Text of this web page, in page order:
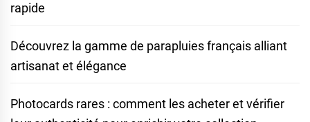
rapide
Découvrez la gamme de parapluies français alliant
artisanat et élégance
Photocards rares : comment les acheter et vérifier